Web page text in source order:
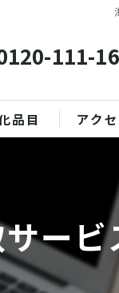
111-
品目 アク
ービ